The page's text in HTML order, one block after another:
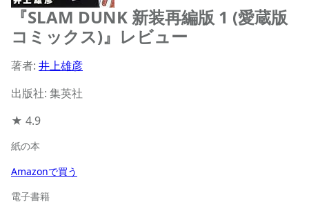
『SLAM DUNK 新装再編版 1 (愛蔵版
コミックス)』レビュー
著者: 井上雄彦
出版社: 集英社
★ 4.9
紙の本
Amazonで買う
電子書籍